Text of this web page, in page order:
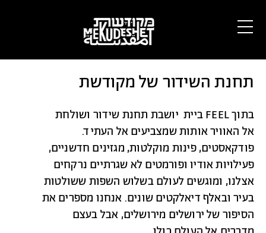
תחנת השידור של מקודשת
בתוך FEEL ביית יושבת תחנת שידור ושולחת
אל האוויר אותות שמצביעים אל העתיד.
פודקאסטים, פינות מוקלטות, מגזינים חדשניים,
פעילויות אודיו ופורמטים לא שגרתיים נרקחים
אצלנו, ומוגשים לעולם בשלוש השפות ששולטות
בעיר ובאלף דיאלקטים שונים. אנחנו מספרים את
הסיפור של ירושלים מירושלים, אבל בעצם